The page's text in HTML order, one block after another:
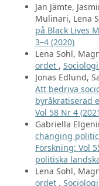
Jan Jämte,
Mulinari, Lena
på Black Lives
3–4 (2020)
Lena Sohl,
ordet ,
Jonas Edlund,
Att bedriva
byråkratiserad
Vol 58 Nr 4
Gabriella
changing
Forskning: Vol
politiska
Lena Sohl,
ordet ,